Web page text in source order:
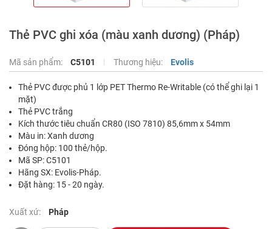
Thẻ PVC ghi xóa (màu xanh dương) (Pháp)
Mã sản phẩm: C5101 Thương hiệu: Evolis
Thẻ PVC được phủ 1 lớp PET Thermo Re-Writable (có thể ghi lại 1
mặt)
Thẻ PVC trắng
Kích thước tiêu chuẩn CR80 (ISO 7810) 85,6mm x 54mm
Màu in: Xanh dương
Đóng hộp: 100 thẻ/hộp.
Mã SP: C5101
Hãng SX: Evolis-Pháp.
Đặt hàng: 15 - 20 ngày.
Xuất xứ: Pháp